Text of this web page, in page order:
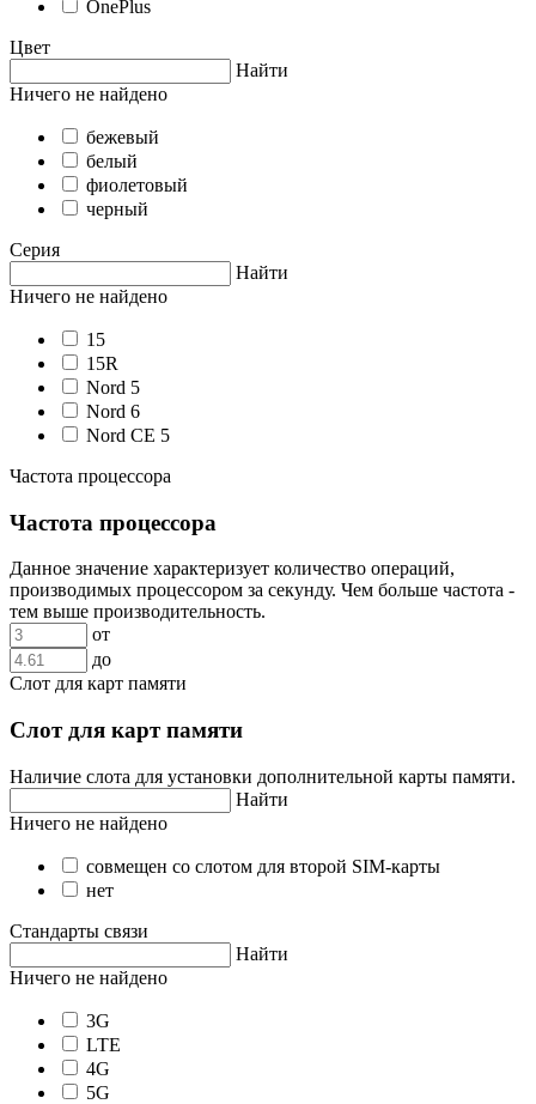
OnePlus
Цвет
Найти
Ничего не найдено
бежевый
белый
фиолетовый
черный
Серия
Найти
Ничего не найдено
15
15R
Nord 5
Nord 6
Nord CE 5
Частота процессора
Частота процессора
Данное значение характеризует количество операций,
производимых процессором за секунду. Чем больше частота -
тем выше производительность.
от
до
Слот для карт памяти
Слот для карт памяти
Наличие слота для установки дополнительной карты памяти.
Найти
Ничего не найдено
совмещен со слотом для второй SIM-карты
нет
Стандарты связи
Найти
Ничего не найдено
3G
LTE
4G
5G